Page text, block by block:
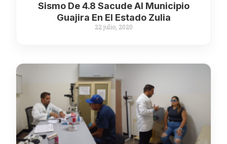
Sismo De 4.8 Sacude Al Municipio
Guajira En El Estado Zulia
22 julio, 2020